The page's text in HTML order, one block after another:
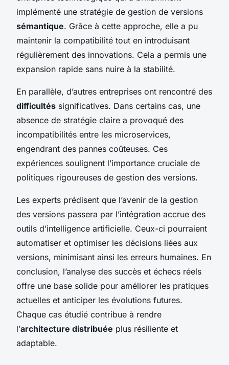
implémenté une stratégie de gestion de versions
sémantique. Grâce à cette approche, elle a pu
maintenir la compatibilité tout en introduisant
régulièrement des innovations. Cela a permis une
expansion rapide sans nuire à la stabilité.
En parallèle, d’autres entreprises ont rencontré des
difficultés significatives. Dans certains cas, une
absence de stratégie claire a provoqué des
incompatibilités entre les microservices,
engendrant des pannes coûteuses. Ces
expériences soulignent l’importance cruciale de
politiques rigoureuses de gestion des versions.
Les experts prédisent que l’avenir de la gestion
des versions passera par l’intégration accrue des
outils d’intelligence artificielle. Ceux-ci pourraient
automatiser et optimiser les décisions liées aux
versions, minimisant ainsi les erreurs humaines. En
conclusion, l’analyse des succès et échecs réels
offre une base solide pour améliorer les pratiques
actuelles et anticiper les évolutions futures.
Chaque cas étudié contribue à rendre
l’architecture distribuée plus résiliente et
adaptable.